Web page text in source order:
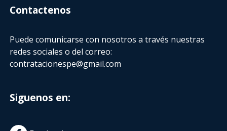
Contactenos
Puede comunicarse con nosotros a través nuestras
redes sociales o del correo:
contratacionespe@gmail.com
Siguenos en: